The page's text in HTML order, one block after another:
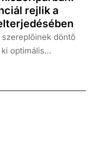
rejlik a
döntő
optimális
ki a Századvég